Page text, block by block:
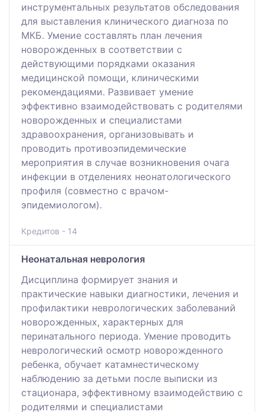
инструментальных результатов обследования
для выставления клинического диагноза по
МКБ. Умение составлять план лечения
новорожденных в соответствии с
действующими порядками оказания
медицинской помощи, клиническими
рекомендациями. Развивает умение
эффективно взаимодействовать с родителями
новорожденных и специалистами
здравоохранения, организовывать и
проводить противоэпидемические
мероприятия в случае возникновения очага
инфекции в отделениях неонатологического
профиля (совместно с врачом-
эпидемиологом).
Кредитов - 14
Неонатальная неврология
Дисциплина формирует знания и
практические навыки диагностики, лечения и
профилактики неврологических заболеваний
новорожденных, характерных для
перинатального периода. Умение проводить
неврологический осмотр новорожденного
ребенка, обучает катамнестическому
наблюдению за детьми после выписки из
стационара, эффективному взаимодействию с
родителями и специалистами